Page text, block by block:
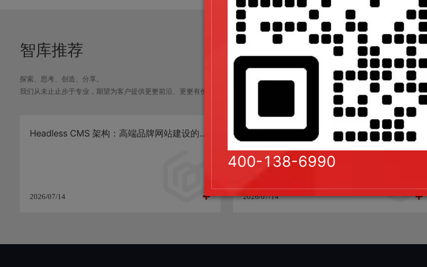
智库推荐
探索、思考、创造、分享。
我们从未⽌止步于专业，期望为客户提供更更前沿、更更有价值的服务。
Headless CMS 架构：高端品牌网站建设的下一代技术方案与 SEO 落地实践
2026/07/14
LCP 性能优化实战：高端品牌网站如何突破首屏加载瓶颈与 SEO 增长
2026/07/14
400-138-6990